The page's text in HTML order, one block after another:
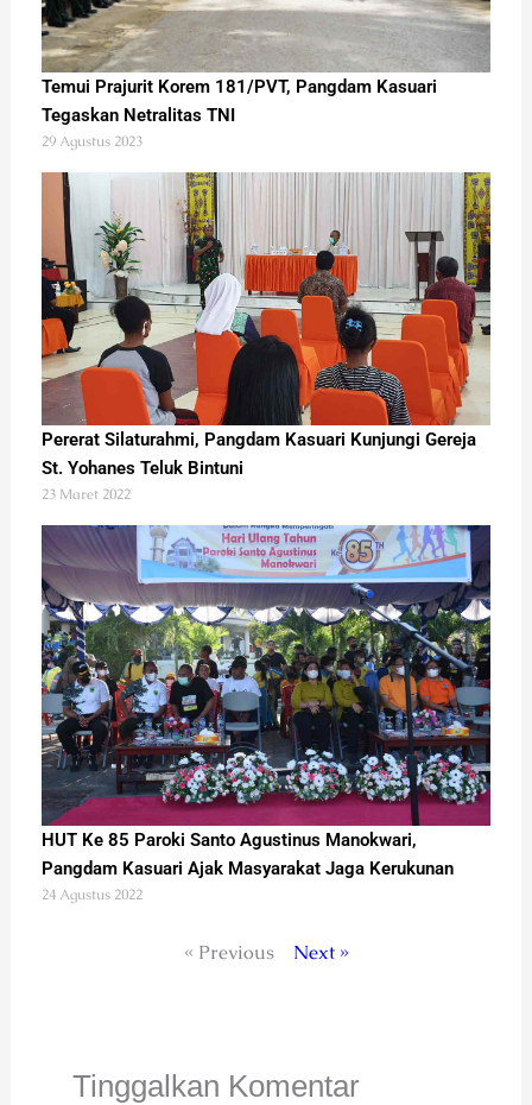
Temui Prajurit Korem 181/PVT, Pangdam Kasuari
Tegaskan Netralitas TNI
29 Agustus 2023
Pererat Silaturahmi, Pangdam Kasuari Kunjungi Gereja
St. Yohanes Teluk Bintuni
23 Maret 2022
HUT Ke 85 Paroki Santo Agustinus Manokwari,
Pangdam Kasuari Ajak Masyarakat Jaga Kerukunan
24 Agustus 2022
« Previous Next »
Tinggalkan Komentar